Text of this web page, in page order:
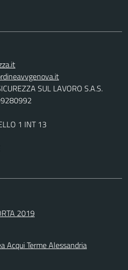
SUL LAVORO S.A.S.
1 INT 13
2019
Acqui Terme Alessandria